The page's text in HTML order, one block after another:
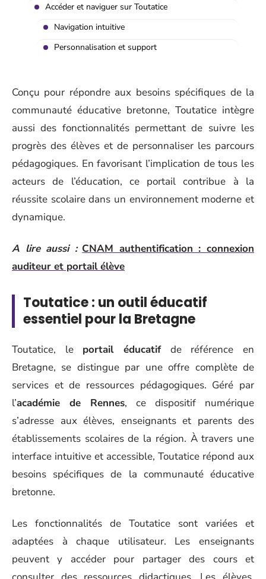
Accéder et naviguer sur Toutatice
Navigation intuitive
Personnalisation et support
Conçu pour répondre aux besoins spécifiques de la
communauté éducative bretonne, Toutatice intègre
aussi des fonctionnalités permettant de suivre les
progrès des élèves et de personnaliser les parcours
pédagogiques. En favorisant l’implication de tous les
acteurs de l’éducation, ce portail contribue à la
réussite scolaire dans un environnement moderne et
dynamique.
A lire aussi : CNAM authentification : connexion
auditeur et portail élève
Toutatice : un outil éducatif
essentiel pour la Bretagne
Toutatice, le portail éducatifde référence en
Bretagne, se distingue par une offre complète de
services et de ressources pédagogiques. Géré par
l’académie de Rennes, ce dispositif numérique
s’adresse aux élèves, enseignants et parents des
établissements scolaires de la région. À travers une
interface intuitive et accessible, Toutatice répond aux
besoins spécifiques de la communauté éducative
bretonne.
Les fonctionnalités de Toutatice sont variées et
adaptées à chaque utilisateur. Les enseignants
peuvent y accéder pour partager des cours et